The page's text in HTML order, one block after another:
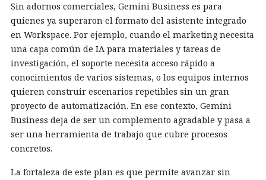
Sin adornos comerciales, Gemini Business es para
quienes ya superaron el formato del asistente integrado
en Workspace. Por ejemplo, cuando el marketing necesita
una capa común de IA para materiales y tareas de
investigación, el soporte necesita acceso rápido a
conocimientos de varios sistemas, o los equipos internos
quieren construir escenarios repetibles sin un gran
proyecto de automatización. En ese contexto, Gemini
Business deja de ser un complemento agradable y pasa a
ser una herramienta de trabajo que cubre procesos
concretos.
La fortaleza de este plan es que permite avanzar sin